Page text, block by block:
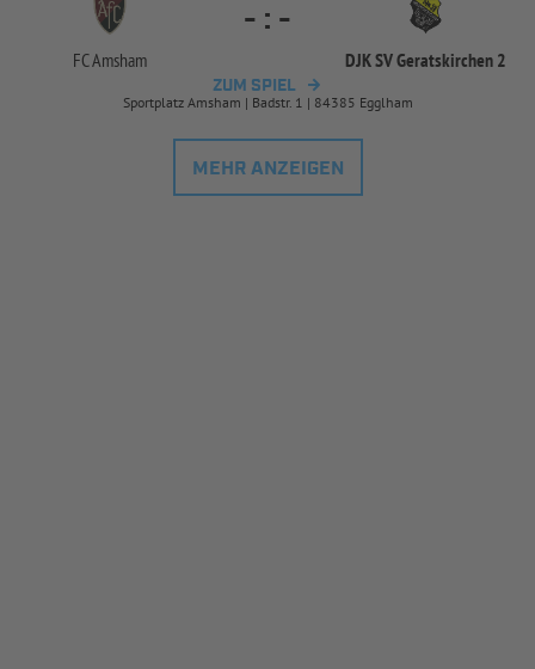
FC Amsham
- : -
DJK SV Geratskirchen 2
ZUM SPIEL
Sportplatz Amsham | Badstr. 1 | 84385 Egglham
MEHR ANZEIGEN